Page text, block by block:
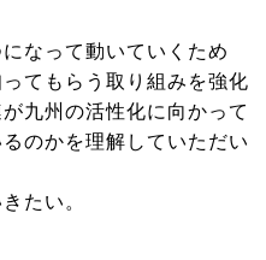
なって動いていくため
てもらう取り組みを強化
九州の活性化に向かって
のかを理解していただい
たい。